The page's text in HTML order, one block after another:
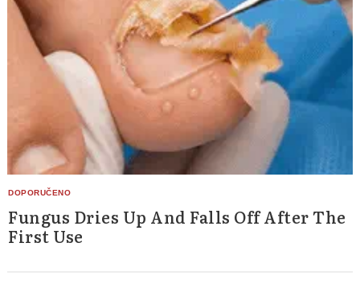
Fungus Dries Up And Falls Off After The
First Use